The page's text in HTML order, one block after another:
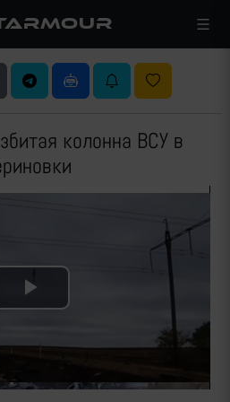
колонна ВСУ в
Play
Video